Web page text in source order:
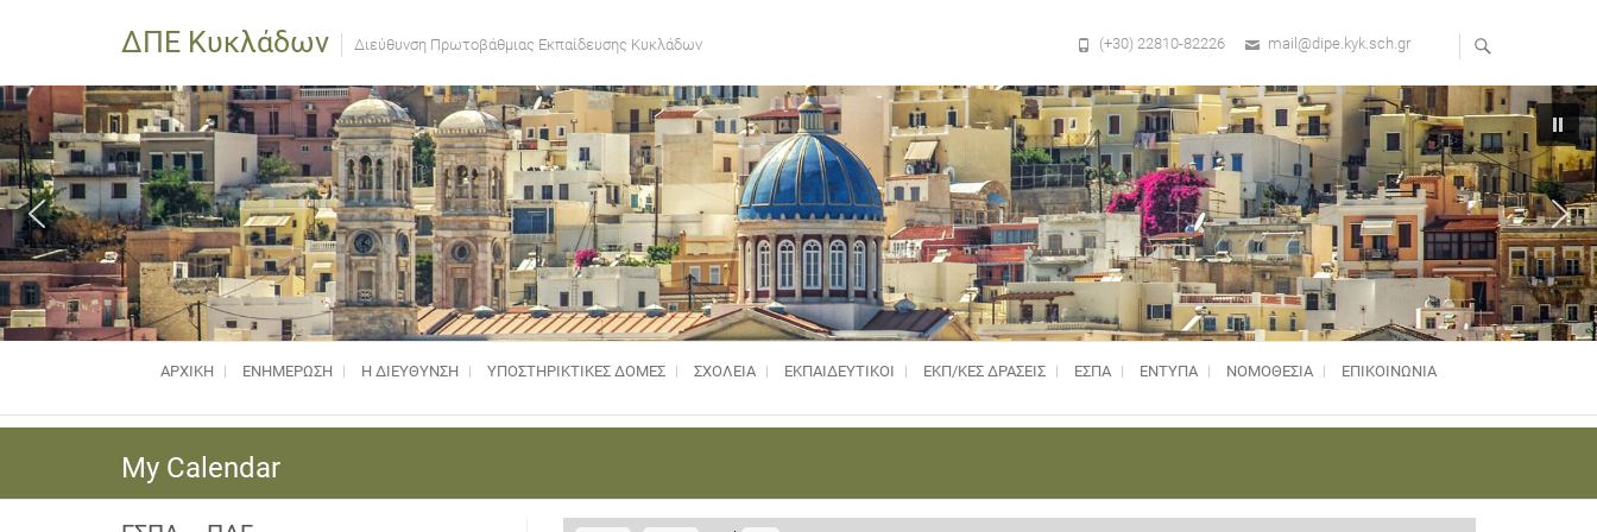
ΔΠΕ Κυκλάδων Διεύθυνση Πρωτοβάθμιας Εκπαίδευσης Κυκλάδων (+30) 22810-82226 mail@dipe.kyk.sch.gr
ΑΡΧΙΚΗ ΕΝΗΜΈΡΩΣΗ Η ΔΙΕΥΘΥΝΣΗ ΥΠΟΣΤΗΡΙΚΤΙΚΈΣ ΔΟΜΈΣ ΣΧΟΛΕΙΑ ΕΚΠΑΙΔΕΥΤΙΚΟΙ ΕΚΠ/ΚΕΣ ΔΡΑΣΕΙΣ ΕΣΠΑ ΕΝΤΥΠΑ ΝΟΜΟΘΕΣΊΑ ΕΠΙΚΟΙΝΩΝΙΑ
My Calendar